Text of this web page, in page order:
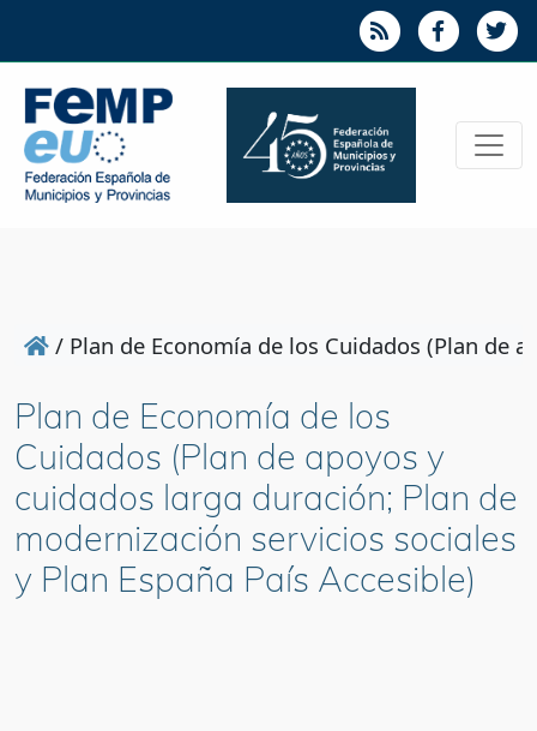
/ Plan de Economía de los Cuidados (Plan de
Plan de Economía de los
Cuidados (Plan de apoyos y
cuidados larga duración; Plan de
modernización servicios sociales
y Plan España País Accesible)